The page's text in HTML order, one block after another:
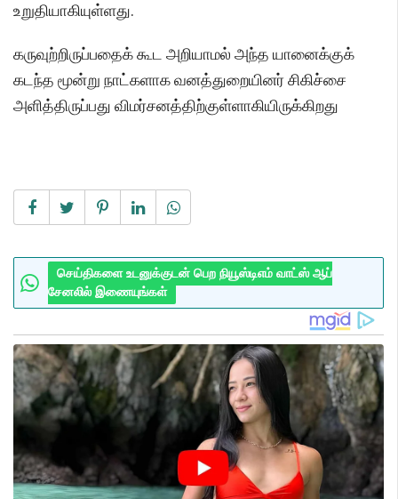
உறுதியாகியுள்ளது.
கருவுற்றிருப்பதைக் கூட அறியாமல் அந்த யானைக்குக்
கடந்த மூன்று நாட்களாக வனத்துறையினர் சிகிச்சை
அளித்திருப்பது விமர்சனத்திற்குள்ளாகியிருக்கிறது
செய்திகளை உடனுக்குடன் பெற நியூஸ்டிஎம் வாட்ஸ் ஆப்
சேனலில் இணையுங்கள்